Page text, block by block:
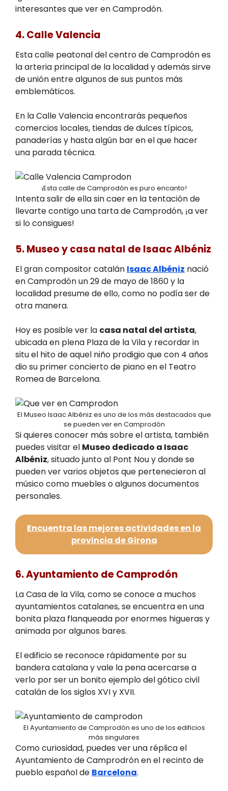
interesantes que ver en Camprodón.
4. Calle Valencia
Esta calle peatonal del centro de Camprodón es
la arteria principal de la localidad y además sirve
de unión entre algunos de sus puntos más
emblemáticos.
En la Calle Valencia encontrarás pequeños
comercios locales, tiendas de dulces típicos,
panaderías y hasta algún bar en el que hacer
una parada técnica.
¡Esta calle de Camprodón es puro encanto!
Intenta salir de ella sin caer en la tentación de
llevarte contigo una tarta de Camprodón, ¡a ver
si lo consigues!
5. Museo y casa natal de Isaac Albéniz
El gran compositor catalán Isaac Albéniz nació
en Camprodón un 29 de mayo de 1860 y la
localidad presume de ello, como no podía ser de
otra manera.
Hoy es posible ver la casa natal del artista,
ubicada en plena Plaza de la Vila y recordar in
situ el hito de aquel niño prodigio que con 4 años
dio su primer concierto de piano en el Teatro
Romea de Barcelona.
El Museo Isaac Albéniz es uno de los más destacados que
se pueden ver en Camprodón
Si quieres conocer más sobre el artista, también
puedes visitar el Museo dedicado a Isaac
Albéniz, situado junto al Pont Nou y donde se
pueden ver varios objetos que pertenecieron al
músico como muebles o algunos documentos
personales.
Encuentra las mejores actividades en la
provincia de Girona
6. Ayuntamiento de Camprodón
La Casa de la Vila, como se conoce a muchos
ayuntamientos catalanes, se encuentra en una
bonita plaza flanqueada por enormes higueras y
animada por algunos bares.
El edificio se reconoce rápidamente por su
bandera catalana y vale la pena acercarse a
verlo por ser un bonito ejemplo del gótico civil
catalán de los siglos XVI y XVII.
El Ayuntamiento de Camprodón es uno de los edificios
más singulares
Como curiosidad, puedes ver una réplica el
Ayuntamiento de Camprodrón en el recinto de
pueblo español de Barcelona.